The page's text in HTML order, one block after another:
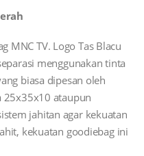
MNC TV. Logo Tas Blacu
menggunakan tinta
biasa dipesan oleh
25x35x10 ataupun
jahitan agar kekuatan
kekuatan goodiebag ini